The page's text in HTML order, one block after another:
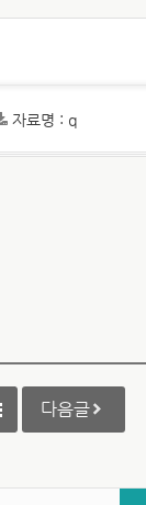
자료명 : q
다음글